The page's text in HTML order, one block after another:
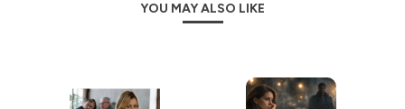
En plus des informations théoriques, nous aborderons
partage de ces récits peut offrir une source
d'inspiration et d'espoir pour ceux qui ont vécu
des
YOU MAY ALSO LIKE